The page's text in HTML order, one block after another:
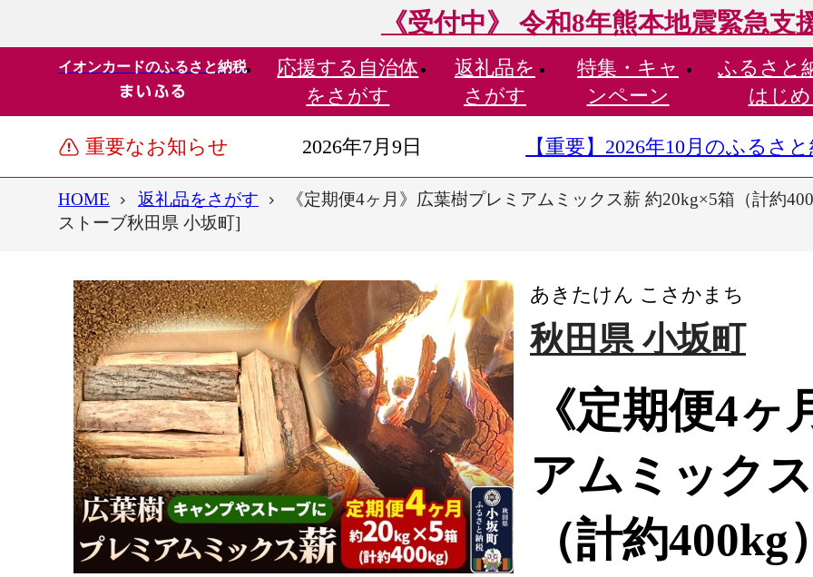
《受付中》 令和8年熊本地震緊急支
イオンカードのふるさと納税 応援する 自治体
をさがす
返礼品を
さがす
特集・ キャ
ンペーン
ふるさと
はじめ
重要なお知らせ 2026年7月9日 【重要】2026年10月のふるさ
HOME 返礼品をさがす
《定期便4ヶ月》広葉樹プレミアムミックス薪 約20kg×5箱（計約
ストーブ秋田県 小坂町]
あきたけん こさかまち
秋田県 小坂町
《定期便4ヶ
アムミック
（計約